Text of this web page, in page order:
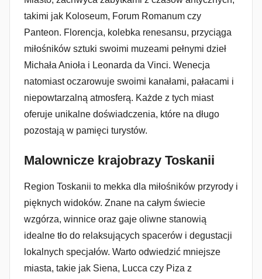
takimi jak Koloseum, Forum Romanum czy
Panteon. Florencja, kolebka renesansu, przyciąga
miłośników sztuki swoimi muzeami pełnymi dzieł
Michała Anioła i Leonarda da Vinci. Wenecja
natomiast oczarowuje swoimi kanałami, pałacami i
niepowtarzalną atmosferą. Każde z tych miast
oferuje unikalne doświadczenia, które na długo
pozostają w pamięci turystów.
Malownicze krajobrazy Toskanii
Region Toskanii to mekka dla miłośników przyrody i
pięknych widoków. Znane na całym świecie
wzgórza, winnice oraz gaje oliwne stanowią
idealne tło do relaksujących spacerów i degustacji
lokalnych specjałów. Warto odwiedzić mniejsze
miasta, takie jak Siena, Lucca czy Piza z